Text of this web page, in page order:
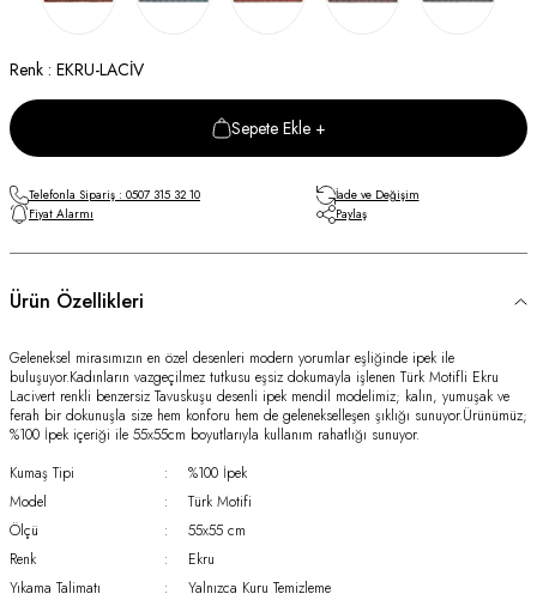
Renk : EKRU-LACİV
Sepete Ekle +
Telefonla Sipariş : 0507 315 32 10
İade ve Değişim
Fiyat Alarmı
Paylaş
Ürün Özellikleri
Geleneksel mirasımızın en özel desenleri modern yorumlar eşliğinde ipek ile
buluşuyor.Kadınların vazgeçilmez tutkusu eşsiz dokumayla işlenen Türk Motifli Ekru
Lacivert renkli benzersiz Tavuskuşu desenli ipek mendil modelimiz; kalın, yumuşak ve
ferah bir dokunuşla size hem konforu hem de gelenekselleşen şıklığı sunuyor.Ürünümüz;
%100 İpek içeriği ile 55x55cm boyutlarıyla kullanım rahatlığı sunuyor.
Kumaş Tipi
:
%100 İpek
Model
:
Türk Motifi
Ölçü
:
55x55 cm
Renk
:
Ekru
Yıkama Talimatı
: Yalnızca Kuru Temizleme